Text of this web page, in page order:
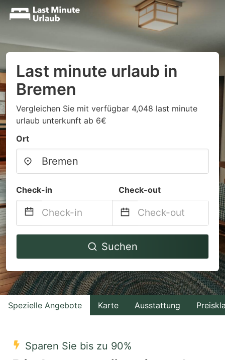
Last minute urlaub in
Bremen
Vergleichen Sie mit verfügbar 4,048 last minute
urlaub unterkunft ab 6€
Ort
Check-in Check-out
Navigate
to
interact
with
the
select
Navigate
to
interact
with
the
Suchen
Spezielle Angebote Karte Ausstattung
Sparen Sie bis zu 90%